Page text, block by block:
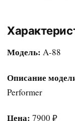
Модель: A-88
Описание
Performer
Цена: 7900 ₽